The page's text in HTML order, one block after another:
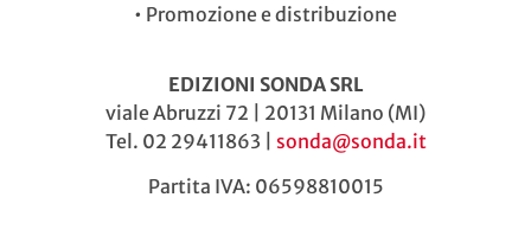
• Promozione e distribuzione
EDIZIONI SONDA SRL
viale Abruzzi 72 | 20131 Milano (MI)
Tel. 02 29411863 | sonda@sonda.it
Partita IVA: 06598810015